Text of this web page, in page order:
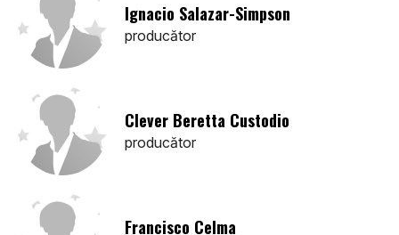
Ignacio Salazar-Simpson
producător
Clever Beretta Custodio
producător
Francisco Celma